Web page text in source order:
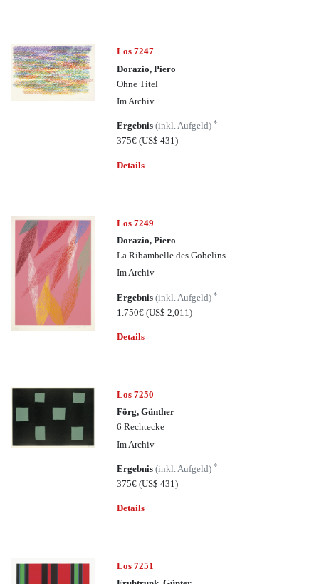
Los 7247
Dorazio, Piero
Ohne Titel
Im Archiv
Ergebnis(inkl. Aufgeld)*
375€(US$ 431)
Details
Los 7249
Dorazio, Piero
La Ribambelle des Gobelins
Im Archiv
Ergebnis(inkl. Aufgeld)*
1.750€(US$ 2,011)
Details
Los 7250
Förg, Günther
6 Rechtecke
Im Archiv
Ergebnis(inkl. Aufgeld)*
375€(US$ 431)
Details
Los 7251